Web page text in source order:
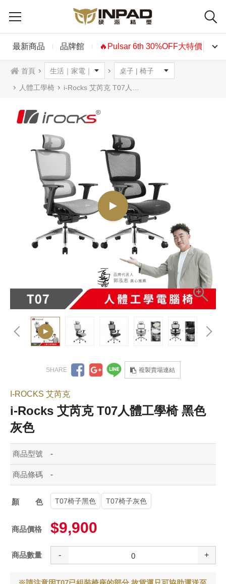
最新商品 品牌館 🔥Pulsar 6th 30%OFF大特價🔥
首頁
人體工學椅 i-Rocks 艾芮克 T07人體工學椅 黑色 灰色
複製賣場連結
I-ROCKS 艾芮克
i-Rocks 艾芮克 T07人體工學椅 黑色
灰色
商品型號 -
商品條碼 -
顏色T07椅子黑色 T07椅子灰色
商品價格 $9,900
商品數量 - +